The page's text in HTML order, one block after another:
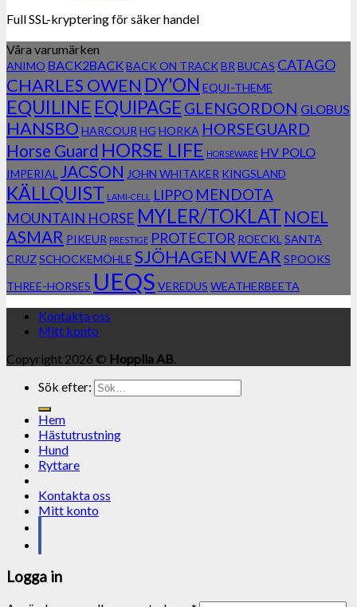
Full SSL-kryptering för säker handel
Våra varumärken
ANIMO BACK2BACKBACK ON TRACK BR BUCAS CATAGO
CHARLES OWEN DY'ON EQUI-THEME
EQUILINE EQUIPAGE GLENGORDON GLOBUS
HANSBO HARCOUR HG HORKA HORSEGUARD
Horse Guard HORSE LIFE HORSEWARE HV POLO
IMPERIAL JACSON JOHN WHITAKER KINGSLAND
KÄLLQUIST LAMI-CELL LIPPO MENDOTA
MOUNTAIN HORSE MYLER/TOKLAT NOEL
ASMAR PIKEUR PRESTIGE PROTECTOR ROECKL SANTA
CRUZSCHOCKEMÖHLE SJÖHAGEN WEAR SPOOKS
THREE-HORSES UEQS VEREDUS WEATHERBEETA
Kontakta oss
Mitt konto
Copyright 2026 © Hopplia AB.
Sök efter:
Hem
Hästutrustning
Hund
Ryttare
Kontakta oss
Mitt konto
Logga in